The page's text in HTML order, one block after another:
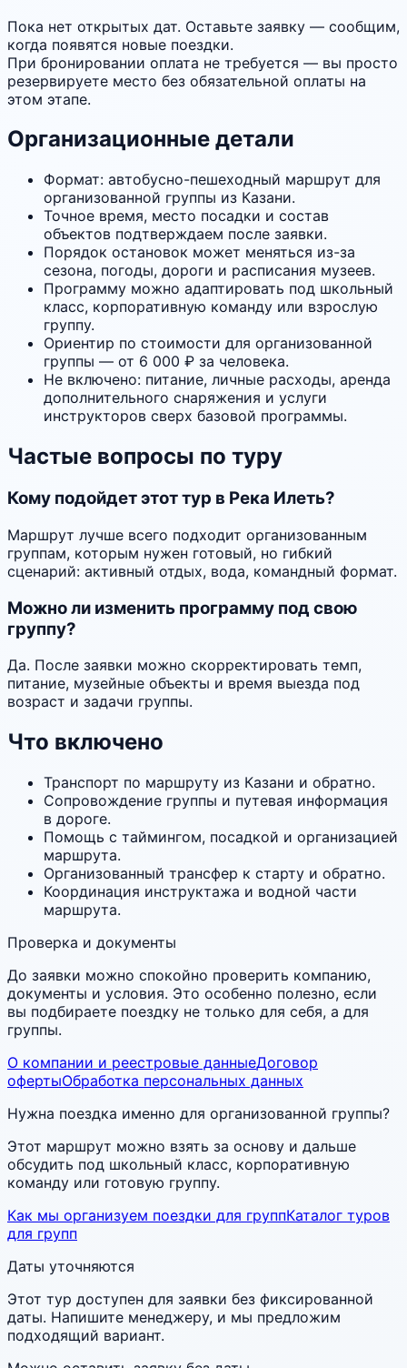
Пока нет открытых дат. Оставьте заявку — сообщим,
когда появятся новые поездки.
При бронировании оплата не требуется — вы просто
резервируете место без обязательной оплаты на
этом этапе.
Организационные детали
Формат: автобусно-пешеходный маршрут для
организованной группы из Казани.
Точное время, место посадки и состав
объектов подтверждаем после заявки.
Порядок остановок может меняться из-за
сезона, погоды, дороги и расписания музеев.
Программу можно адаптировать под школьный
класс, корпоративную команду или взрослую
группу.
Ориентир по стоимости для организованной
группы — от 6 000 ₽ за человека.
Не включено: питание, личные расходы, аренда
дополнительного снаряжения и услуги
инструкторов сверх базовой программы.
Частые вопросы по туру
Кому подойдет этот тур в Река Илеть?
Маршрут лучше всего подходит организованным
группам, которым нужен готовый, но гибкий
сценарий: активный отдых, вода, командный формат.
Можно ли изменить программу под свою
группу?
Да. После заявки можно скорректировать темп,
питание, музейные объекты и время выезда под
возраст и задачи группы.
Что включено
Транспорт по маршруту из Казани и обратно.
Сопровождение группы и путевая информация
в дороге.
Помощь с таймингом, посадкой и организацией
маршрута.
Организованный трансфер к старту и обратно.
Координация инструктажа и водной части
маршрута.
Проверка и документы
До заявки можно спокойно проверить компанию,
документы и условия. Это особенно полезно, если
вы подбираете поездку не только для себя, а для
группы.
О компании и реестровые данныеДоговор
офертыОбработка персональных данных
Нужна поездка именно для организованной группы?
Этот маршрут можно взять за основу и дальше
обсудить под школьный класс, корпоративную
команду или готовую группу.
Как мы организуем поездки для группКаталог туров
для групп
Даты уточняются
Этот тур доступен для заявки без фиксированной
даты. Напишите менеджеру, и мы предложим
подходящий вариант.